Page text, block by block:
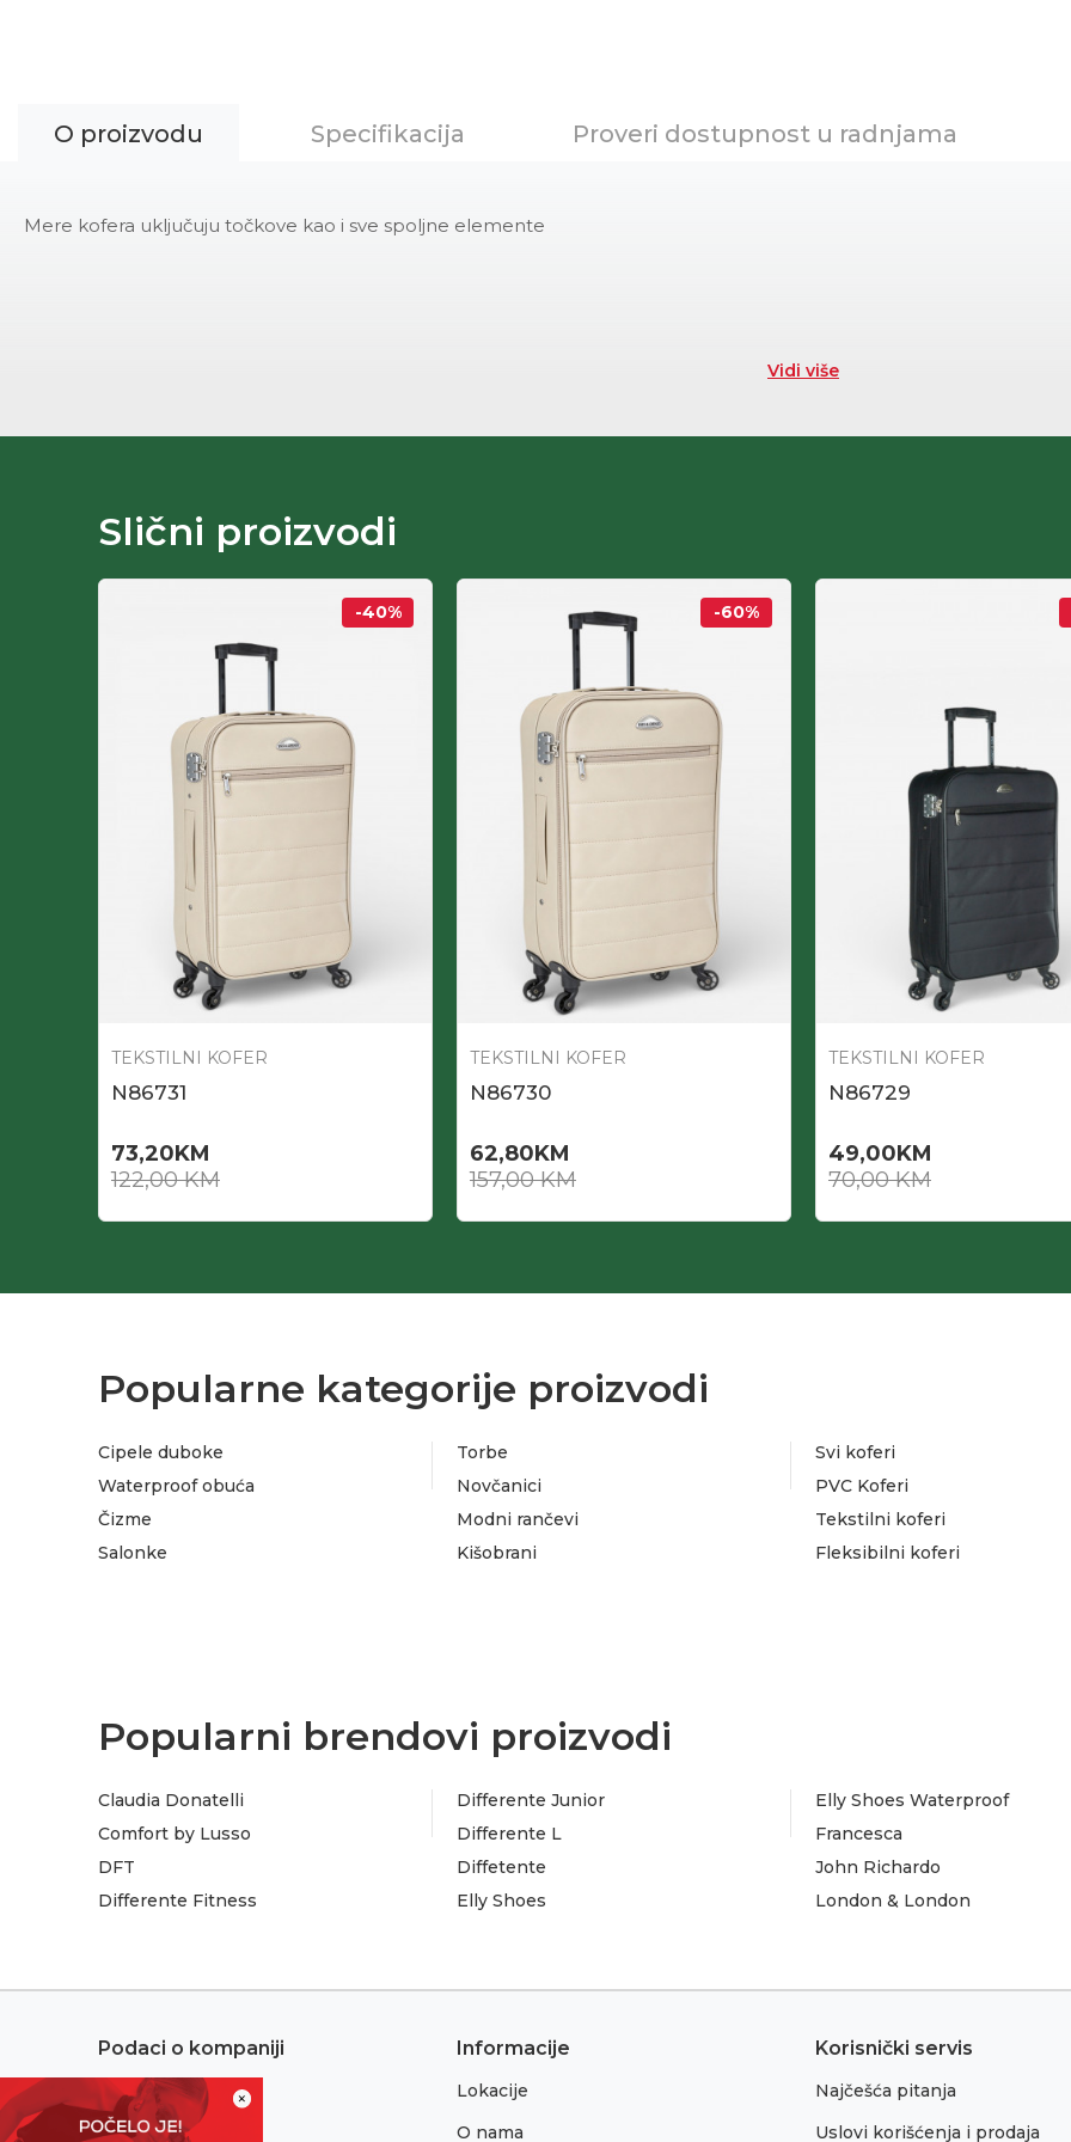
×
O proizvodu Specifikacija Proveri dostupnost u radnjama
Mere kofera uključuju točkove kao i sve spoljne elemente
Vidi više
Slični proizvodi
-40%
TEKSTILNI KOFER
N86731
73,20KM
122,00KM
-60%
TEKSTILNI KOFER
N86730
62,80KM
157,00KM
TEKSTILNI KOFER
N86729
49,00KM
70,00KM
Popularne kategorije proizvodi
Cipele duboke
Waterproof obuća
Čizme
Salonke
Torbe
Novčanici
Modni rančevi
Kišobrani
Svi koferi
PVC Koferi
Tekstilni koferi
Fleksibilni koferi
Popularni brendovi proizvodi
Claudia Donatelli
Comfort by Lusso
DFT
Differente Fitness
Differente Junior
Differente L
Diffetente
Elly Shoes
Elly Shoes Waterproof
Francesca
John Richardo
London & London
Podaci o kompaniji
Adresa:
Sremska 1
Informacije
Lokacije
O nama
Korisnički servis
Najčešća pitanja
Uslovi korišćenja i prodaja